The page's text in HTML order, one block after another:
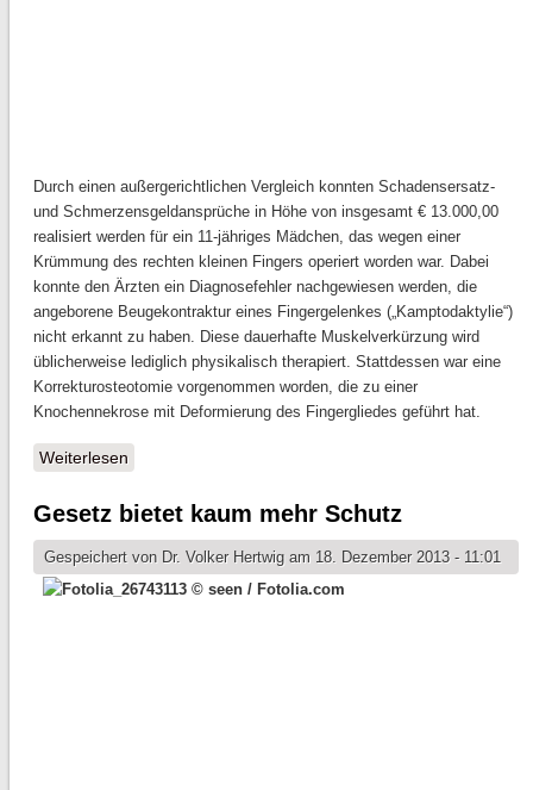
Durch einen außergerichtlichen Vergleich konnten Schadensersatz-
und Schmerzensgeldansprüche in Höhe von insgesamt € 13.000,00
realisiert werden für ein 11-jähriges Mädchen, das wegen einer
Krümmung des rechten kleinen Fingers operiert worden war. Dabei
konnte den Ärzten ein Diagnosefehler nachgewiesen werden, die
angeborene Beugekontraktur eines Fingergelenkes („Kamptodaktylie“)
nicht erkannt zu haben. Diese dauerhafte Muskelverkürzung wird
üblicherweise lediglich physikalisch therapiert. Stattdessen war eine
Korrekturosteotomie vorgenommen worden, die zu einer
Knochennekrose mit Deformierung des Fingergliedes geführt hat.
Weiterlesenüber 13.000,00 € Schadensersatz und
Gesetz bietet kaum mehr Schutz
Gespeichert von Dr. Volker Hertwigam 18. Dezember 2013 - 11:01